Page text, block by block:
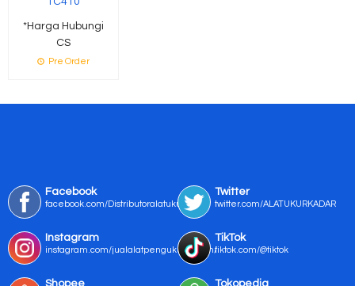
*Harga Hubungi
CS
Pre Order
Facebook
facebook.com/Distributoralatukur
Twitter
twitter.com/ALATUKURKADAR
Instagram
instagram.com/jualalatpengukurmurah/
TikTok
tiktok.com/@tiktok
Shopee Tokopedia